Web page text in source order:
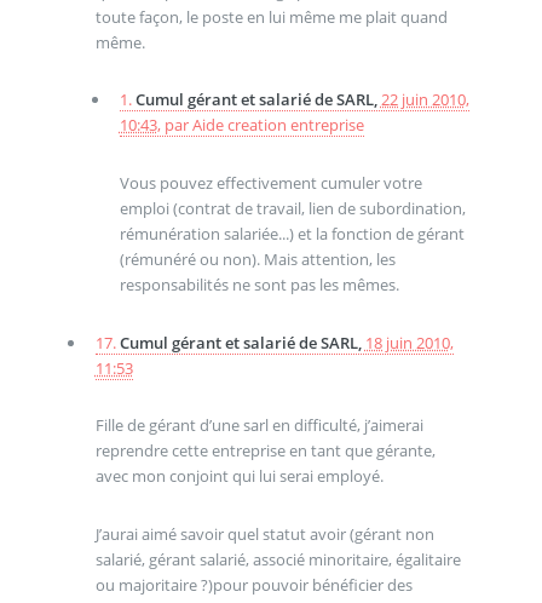
toute façon, le poste en lui même me plait quand
même.
1.Cumul gérant et salarié de SARL,22 juin 2010,
10:43, parAide creation entreprise
Vous pouvez effectivement cumuler votre
emploi (contrat de travail, lien de subordination,
rémunération salariée...) et la fonction de gérant
(rémunéré ou non). Mais attention, les
responsabilités ne sont pas les mêmes.
17.Cumul gérant et salarié de SARL, 18 juin 2010,
11:53
Fille de gérant d’une sarl en difficulté, j’aimerai
reprendre cette entreprise en tant que gérante,
avec mon conjoint qui lui serai employé.
J’aurai aimé savoir quel statut avoir (gérant non
salarié, gérant salarié, associé minoritaire, égalitaire
ou majoritaire ?)pour pouvoir bénéficier des